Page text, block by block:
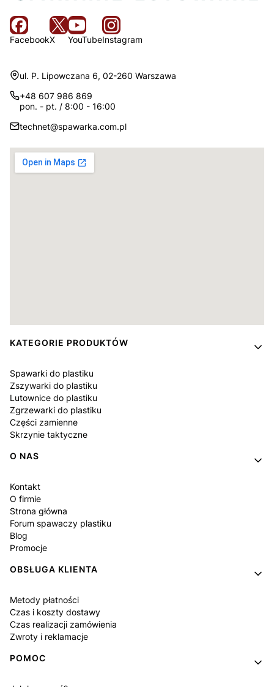
FacebookX YouTubeInstagram
Adres:
ul. P. Lipowczana 6, 02-260 Warszawa
+48 607 986 869
pon. - pt. / 8:00 - 16:00
technet@spawarka.com.pl
Linki w stopce
KATEGORIE PRODUKTÓW
Spawarki do plastiku
Zszywarki do plastiku
Lutownice do plastiku
Zgrzewarki do plastiku
Części zamienne
Skrzynie taktyczne
O NAS
Kontakt
O firmie
Strona główna
Forum spawaczy plastiku
Blog
Promocje
OBSŁUGA KLIENTA
Metody płatności
Czas i koszty dostawy
Czas realizacji zamówienia
Zwroty i reklamacje
POMOC